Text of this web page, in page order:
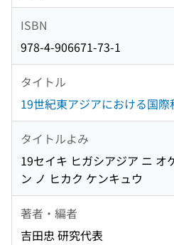
ISBN
978-4-906671-73-1
タイトル
19世紀東アジアにおける国
タイトルよみ
19セイキ ヒガシアジア ニ オ
ン ノ ヒカク ケンキュウ
著者・編者
吉田忠 研究代表